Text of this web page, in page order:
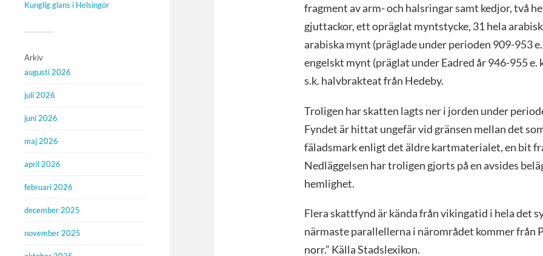
Kunglig glans i Helsingör
Arkiv
augusti 2026
juli 2026
juni 2026
maj 2026
april 2026
februari 2026
december 2025
november 2025
fragment av arm- och halsringar samt kedjor, två
gjuttackor, ett opräglat myntstycke, 31 hela
arabiska mynt (präglade under perioden 909-953
engelskt mynt (präglat under Eadred år 946-955 e.
s.k. halvbrakteat från Hedeby.
Troligen har skatten lagts ner i jorden under
Fyndet är hittat ungefär vid gränsen mellan det
fäladsmark enligt det äldre kartmaterialet, en bit
Nedläggelsen har troligen gjorts på en avsides
hemlighet.
Flera skattfynd är kända från vikingatid i hela det
närmaste parallellerna i närområdet kommer från
norr.” Källa Stadslexikon.